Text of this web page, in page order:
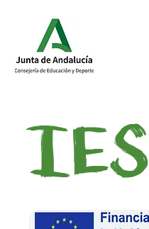
IES